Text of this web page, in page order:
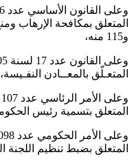
و115 منه،
المتعـلّق بالمعــادن النفـيسة،
المتعلق بتسمية رئيس
المتعلق بضبط تنظيم اللجنة